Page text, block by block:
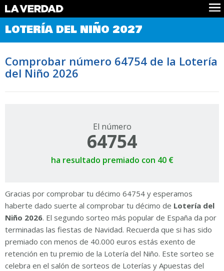
Comprobar Loteria del Niño
Premios
Noticias
Datos
Historia
LOTERÍA DEL NIÑO 2027
Comprobar número 64754 de la Lotería
del Niño 2026
El número
64754
ha resultado premiado con 40 €
Gracias por comprobar tu décimo 64754 y esperamos
haberte dado suerte al comprobar tu décimo de Lotería del
Niño 2026. El segundo sorteo más popular de España da por
terminadas las fiestas de Navidad. Recuerda que si has sido
premiado con menos de 40.000 euros estás exento de
retención en tu premio de la Lotería del Niño. Este sorteo se
celebra en el salón de sorteos de Loterías y Apuestas del